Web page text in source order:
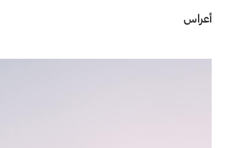
أعراس